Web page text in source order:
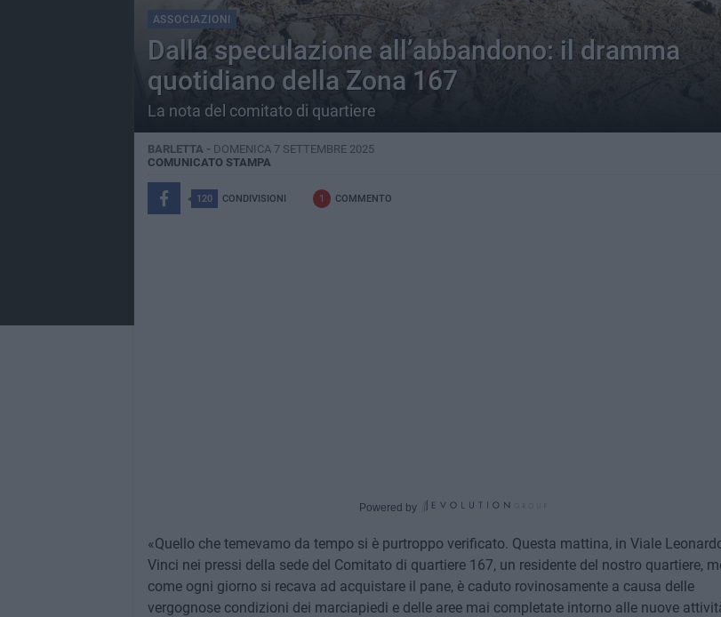
ASSOCIAZIONI
Dalla speculazione all’abbandono: il dramma
quotidiano della Zona 167
La nota del comitato di quartiere
BARLETTA - DOMENICA 7 SETTEMBRE 2025
COMUNICATO STAMPA
120 CONDIVISIONI 1 COMMENTO
Powered by
«Quello che temevamo da tempo si è purtroppo verificato. Questa mattina, in Viale
Vinci nei pressi della sede del Comitato di quartiere 167, un residente del nostro quartiere,
come ogni giorno si recava ad acquistare il pane, è caduto rovinosamente a causa delle
vergognose condizioni dei marciapiedi e delle aree mai completate intorno alle nuove